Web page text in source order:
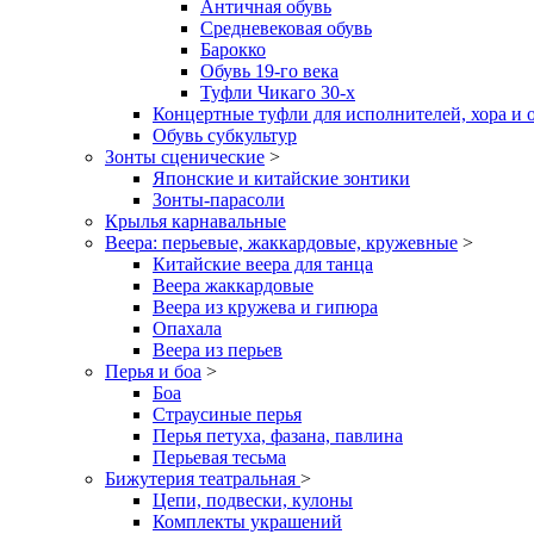
Античная обувь
Средневековая обувь
Барокко
Обувь 19-го века
Туфли Чикаго 30-х
Концертные туфли для исполнителей, хора и
Обувь субкультур
Зонты сценические >
Японские и китайские зонтики
Зонты-парасоли
Крылья карнавальные
Веера: перьевые, жаккардовые, кружевные >
Китайские веера для танца
Веера жаккардовые
Веера из кружева и гипюра
Опахала
Веера из перьев
Перья и боа >
Боа
Страусиные перья
Перья петуха, фазана, павлина
Перьевая тесьма
Бижутерия театральная >
Цепи, подвески, кулоны
Комплекты украшений